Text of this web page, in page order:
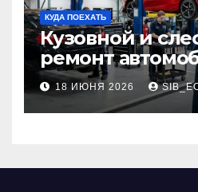
КУДА ПОЕХАТЬ
Кузовной и
ремонт
наличие
запчастей
и сроки
18 ИЮНЯ 2026